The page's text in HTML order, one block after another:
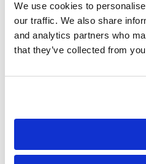
We use cookies to
our traffic. We also share
and analytics partners who
that they’ve collected from